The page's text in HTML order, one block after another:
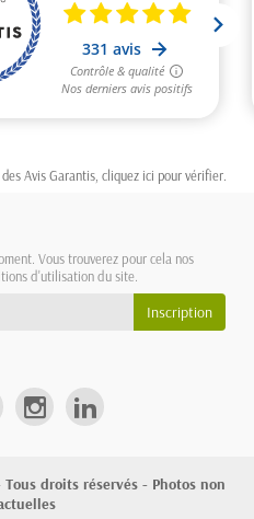
Avis Garantis, cliquez ici pour vérifier
Vous trouverez pour cela nos
d'utilisation du site.
droits réservés - Photos non